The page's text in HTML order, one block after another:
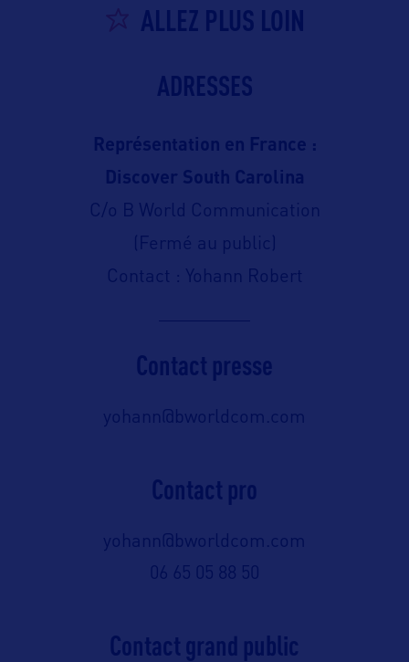
ALLEZ PLUS LOIN
ADRESSES
Représentation en France :
Discover South Carolina
C/o B World Communication
(Fermé au public)
Contact : Yohann Robert
Contact presse
yohann@bworldcom.com
Contact pro
yohann@bworldcom.com
06 65 05 88 50
Contact grand public